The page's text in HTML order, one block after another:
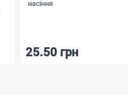
насіння
25.50 грн